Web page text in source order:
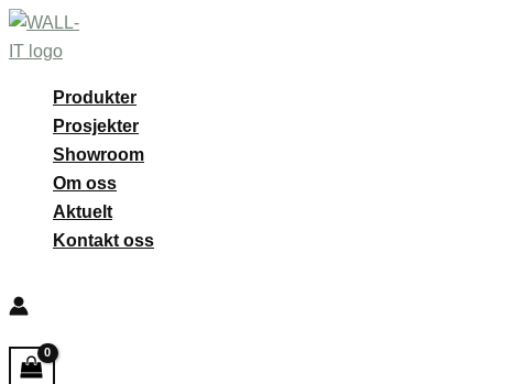
Hopp
rett
innholdet
Produkter
Prosjekter
Showroom
Om oss
Aktuelt
Kontakt oss